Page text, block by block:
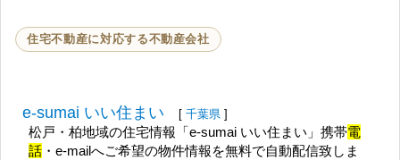
住宅不動産に対応する不動産会社
e-sumai いい住まい [ 千葉県 ]
松戸・柏地域の住宅情報「e-sumai いい住まい」携帯電
話 ・e-mailへご希望の物件情報を無料で自動配信致しま